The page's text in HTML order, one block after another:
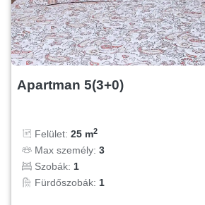
Apartman 5(3+0)
Felület: 25 m2
Max személy: 3
Szobák: 1
Fürdőszobák: 1